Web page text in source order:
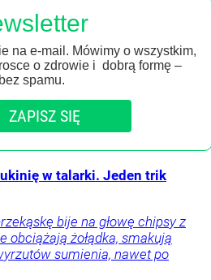
na e-mail. Mówimy o wszystkim,
o zdrowie i dobrą formę –
bez spamu.
ZAPISZ SIĘ
w talarki. Jeden trik
bije na głowę chipsy z
obciążają żołądka, smakują
sumienia, nawet po